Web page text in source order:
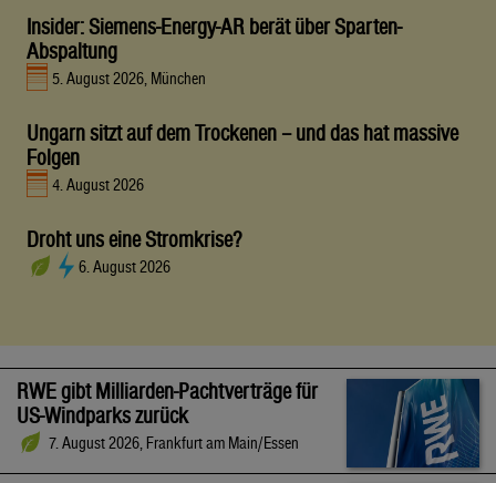
Insider: Siemens-Energy-AR berät über Sparten-
Abspaltung
5. August 2026, München
Ungarn sitzt auf dem Trockenen – und das hat massive
Folgen
4. August 2026
Droht uns eine Stromkrise?
6. August 2026
RWE gibt Milliarden-Pachtverträge für
US-Windparks zurück
7. August 2026, Frankfurt am Main/Essen